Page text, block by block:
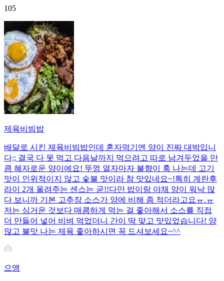
105
제육비빔밥
배달로 시킨 제육비빔밥인데 혼자먹기엔 양이 진짜 대박입니
다;; 결국 다 못 먹고 다음날까지 먹으려고 따로 남겨두었을 만
큼 혜자로운 양이에요! 뚜껑 열자마자 불향이 훅 나는데 고기
맛이 인위적이지 않고 숯불 맛이라 참 맛있네요~!특히 계란후
라이 2개 올려주는 센스는 굳!! ​다만 밥이랑 야채 양이 워낙 많
다 보니까 기본 고추장 소스가 양에 비해 좀 적더라고요ㅠ.ㅠ
저는 싱거운 것보다 매콤하게 먹는 걸 좋아해서 소스를 직접
더 만들어 넣어 비벼 먹었더니 간이 딱 맞고 맛있었습니다! 양
많고 불맛 나는 제육 좋아하시면 꼭 드셔보세요~^^
으앵